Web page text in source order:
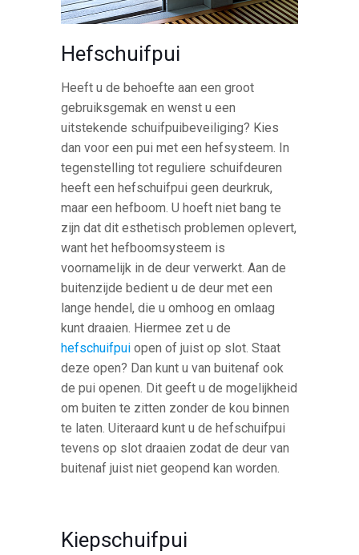
Hefschuifpui
Heeft u de behoefte aan een groot
gebruiksgemak en wenst u een
uitstekende schuifpuibeveiliging? Kies
dan voor een pui met een hefsysteem. In
tegenstelling tot reguliere schuifdeuren
heeft een hefschuifpui geen deurkruk,
maar een hefboom. U hoeft niet bang te
zijn dat dit esthetisch problemen oplevert,
want het hefboomsysteem is
voornamelijk in de deur verwerkt. Aan de
buitenzijde bedient u de deur met een
lange hendel, die u omhoog en omlaag
kunt draaien. Hiermee zet u de
hefschuifpui open of juist op slot. Staat
deze open? Dan kunt u van buitenaf ook
de pui openen. Dit geeft u de mogelijkheid
om buiten te zitten zonder de kou binnen
te laten. Uiteraard kunt u de hefschuifpui
tevens op slot draaien zodat de deur van
buitenaf juist niet geopend kan worden.
Kiepschuifpui